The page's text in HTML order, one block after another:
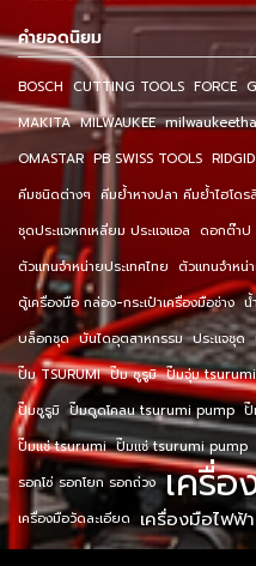
คำยอดนิยม
BOSCH CUTTING TOOLS FORCE
MAKITA MILWAUKEE
OMASTAR PB SWISS TOOLS RIDGID
คีมชนิดต่างๆ คีมย้ำหางปลา คีมย้ำไฮโดร
ชุดประแจหกเหลี่ยม ประแจแอล ดอกต๊าป
ตัวแทนจำหน่ายประเทศไทย ตัวแทนจำห
ตู้เครื่องมือ กล่อง-กระเป๋าเครื่องมือช่าง น้
บล็อกชุด บันไดอุตสาหกรรม ประแจชุด
ปั๊ม TSURUMI ปั๊ม ซูรูมิ ปั๊มจุ่ม tsurumi
ปั๊มซูรูมิ ปั๊มดูดโคลน tsurumi pump ปั๊
ปั๊มแช่ tsurumi ปั๊มแช่ tsurumi pump
รอกโซ่ รอกโยก รอกถ่วง เครื่อ
เครื่องมือวัดละเอียด เครื่องมือไฟฟ้า